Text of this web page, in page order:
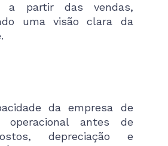
a partir das vendas,
uma visão clara da
da empresa de
operacional antes de
depreciação e